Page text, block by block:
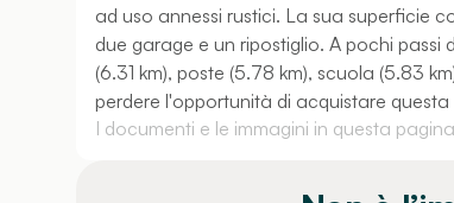
ad uso annessi rustici. La sua superficie
due garage e un ripostiglio. A pochi
(6.31 km), poste (5.78 km), scuola (5.83
perdere l'opportunità di acquistare
I documenti e le immagini in questa